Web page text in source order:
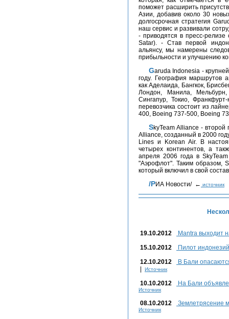
поможет расширить
Азии, добавив около 30
долгосрочная стратегия
наш сервис и развивали
- приводятся в пресс-
Satar). - Став первой
альянсу, мы намерены
прибыльности и улучшению
Garuda Indonesia - крупнейшая авиакомпания Индонезии, созданная в 1949
году. География маршрутов
как Аделаида, Бангкок,
Лондон, Манила,
Сингапур, Токио,
перевозчика состоит из
400, Boeing 737-500, Boeing
SkyTeam Alliance - второй по величине альянс авиаперевозчиков после Star
Alliance, созданный в 2000
Lines и Korean Air. В
четырех континентов, а
апреля 2006 года в
"Аэрофлот". Таким образом,
который включил в свой
/РИА Новости/ ← источник
19.10.2012
Mantra выходит
15.10.2012
Пилот
12.10.2012
В Бали
Источник
10.10.2012 На Бали
Источник
08.10.2012 Землетрясение
Источник